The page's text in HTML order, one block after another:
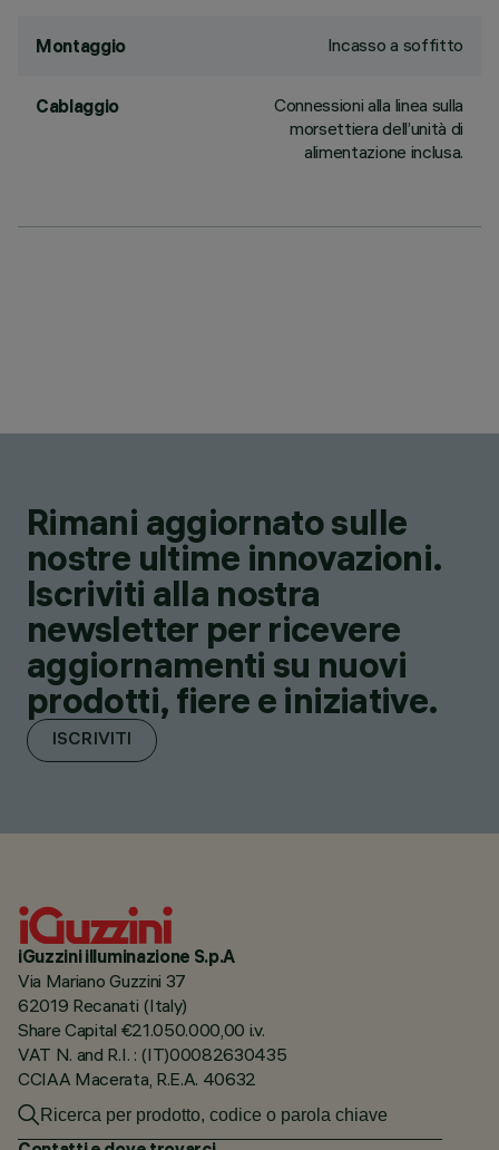
Montaggio Incasso a soffitto
Cablaggio
Connessioni alla linea sulla
morsettiera dell’unità di
alimentazione inclusa.
Rimani aggiornato sulle
nostre ultime innovazioni.
Iscriviti alla nostra
newsletter per ricevere
aggiornamenti su nuovi
prodotti, fiere e iniziative.
ISCRIVITI
iGuzzini illuminazione S.p.A
Via Mariano Guzzini 37
62019 Recanati (Italy)
Share Capital €21.050.000,00 i.v.
VAT N. and R.I. : (IT)00082630435
CCIAA Macerata, R.E.A. 40632